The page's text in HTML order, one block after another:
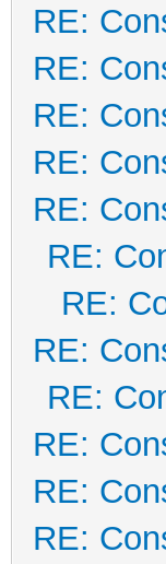
RE:
RE:
RE:
RE:
RE:
RE:
RE:
RE:
RE:
RE:
RE:
RE: